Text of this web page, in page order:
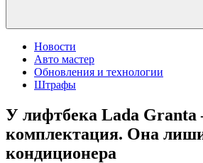
Новости
Авто мастер
Обновления и технологии
Штрафы
У лифтбека Lada
комплектация. Она
кондиционера